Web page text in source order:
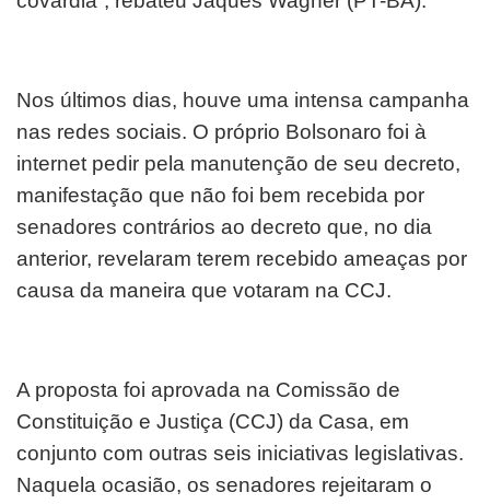
Nos últimos dias, houve uma intensa campanha
nas redes sociais. O próprio Bolsonaro foi à
internet pedir pela manutenção de seu decreto,
manifestação que não foi bem recebida por
senadores contrários ao decreto que, no dia
anterior, revelaram terem recebido ameaças por
causa da maneira que votaram na CCJ.
A proposta foi aprovada na Comissão de
Constituição e Justiça (CCJ) da Casa, em
conjunto com outras seis iniciativas legislativas.
Naquela ocasião, os senadores rejeitaram o